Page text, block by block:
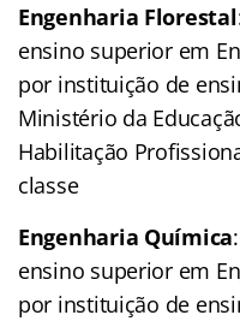
Engenharia Florestal
ensino superior em
por instituição de
Ministério da
Habilitação
classe
Engenharia Química
ensino superior em
por instituição de